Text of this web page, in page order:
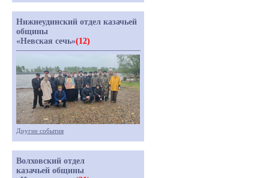
Нижнеудинский отдел казачьей
общины
«Невская сечь»(12)
Другие события
Волховский отдел
казачьей общины